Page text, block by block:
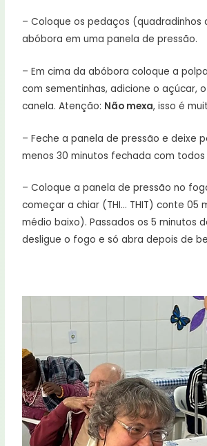
– Coloque os pedaços (quadradinhos
abóbora em uma panela de pressão.
– Em cima da abóbora coloque a
com sementinhas, adicione o açúcar,
canela. Atenção: Não mexa, isso é
– Feche a panela de pressão e deixe
menos 30 minutos fechada com todos
– Coloque a panela de pressão no
começar a chiar (THI… THIT) conte 05
médio baixo). Passados os 5 minutos
desligue o fogo e só abra depois de